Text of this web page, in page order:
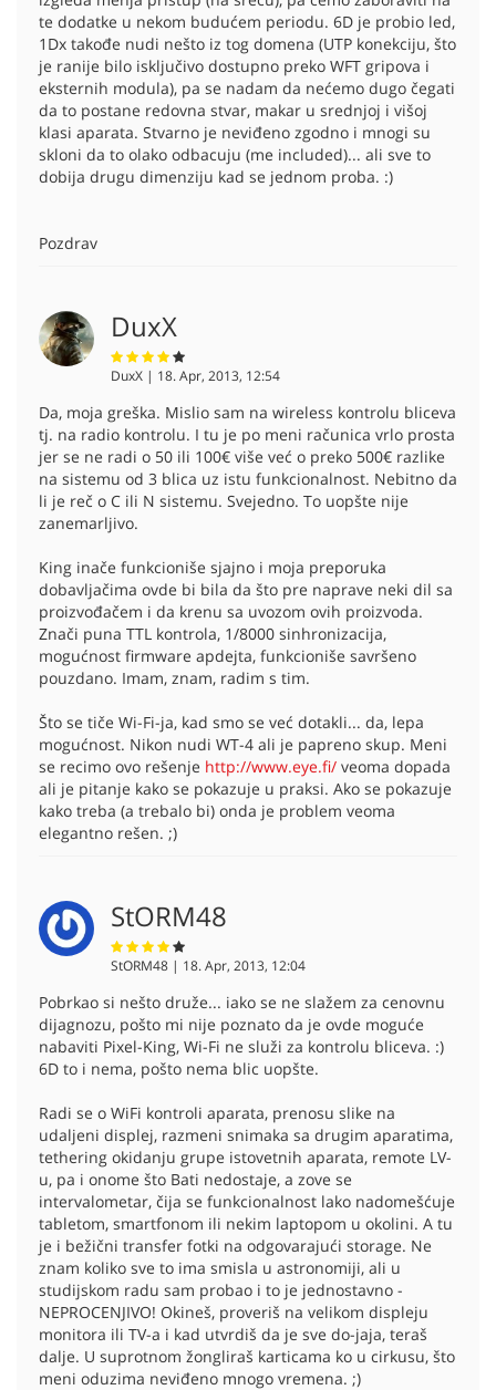
te dodatke u nekom budućem periodu. 6D je probio led,
1Dx takođe nudi nešto iz tog domena (UTP konekciju, što
je ranije bilo isključivo dostupno preko WFT gripova i
eksternih modula), pa se nadam da nećemo dugo čegati
da to postane redovna stvar, makar u srednjoj i višoj
klasi aparata. Stvarno je neviđeno zgodno i mnogi su
skloni da to olako odbacuju (me included)... ali sve to
dobija drugu dimenziju kad se jednom proba. :)
Pozdrav
DuxX
DuxX | 18. Apr, 2013, 12:54
Da, moja greška. Mislio sam na wireless kontrolu bliceva
tj. na radio kontrolu. I tu je po meni računica vrlo prosta
jer se ne radi o 50 ili 100€ više već o preko 500€ razlike
na sistemu od 3 blica uz istu funkcionalnost. Nebitno da
li je reč o C ili N sistemu. Svejedno. To uopšte nije
zanemarljivo.
King inače funkcioniše sjajno i moja preporuka
dobavljačima ovde bi bila da što pre naprave neki dil sa
proizvođačem i da krenu sa uvozom ovih proizvoda.
Znači puna TTL kontrola, 1/8000 sinhronizacija,
mogućnost firmware apdejta, funkcioniše savršeno
pouzdano. Imam, znam, radim s tim.
Što se tiče Wi-Fi-ja, kad smo se već dotakli... da, lepa
mogućnost. Nikon nudi WT-4 ali je papreno skup. Meni
se recimo ovo rešenje http://www.eye.fi/ veoma dopada
ali je pitanje kako se pokazuje u praksi. Ako se pokazuje
kako treba (a trebalo bi) onda je problem veoma
elegantno rešen. ;)
StORM48
StORM48 | 18. Apr, 2013, 12:04
Pobrkao si nešto druže... iako se ne slažem za cenovnu
dijagnozu, pošto mi nije poznato da je ovde moguće
nabaviti Pixel-King, Wi-Fi ne služi za kontrolu bliceva. :)
6D to i nema, pošto nema blic uopšte.
Radi se o WiFi kontroli aparata, prenosu slike na
udaljeni displej, razmeni snimaka sa drugim aparatima,
tethering okidanju grupe istovetnih aparata, remote LV-
u, pa i onome što Bati nedostaje, a zove se
intervalometar, čija se funkcionalnost lako nadomešćuje
tabletom, smartfonom ili nekim laptopom u okolini. A tu
je i bežični transfer fotki na odgovarajući storage. Ne
znam koliko sve to ima smisla u astronomiji, ali u
studijskom radu sam probao i to je jednostavno -
NEPROCENJIVO! Okineš, proveriš na velikom displeju
monitora ili TV-a i kad utvrdiš da je sve do-jaja, teraš
dalje. U suprotnom žongliraš karticama ko u cirkusu, što
meni oduzima neviđeno mnogo vremena. ;)